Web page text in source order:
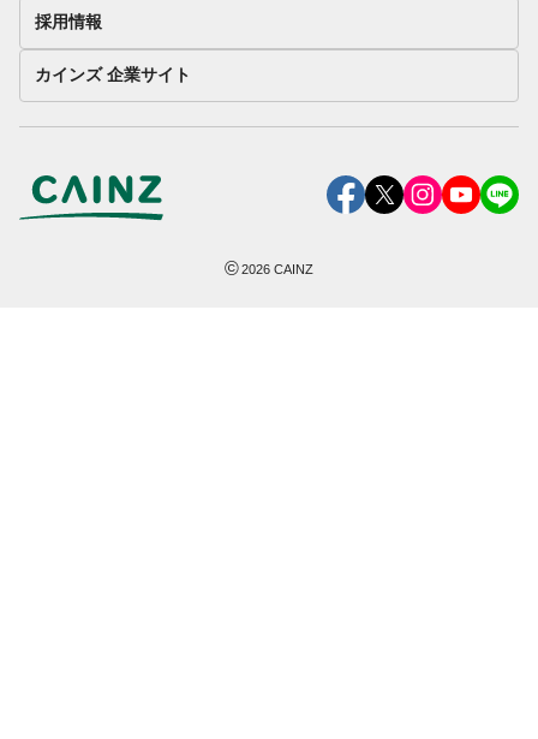
採用情報
カインズ 企業サイト
©2026 CAINZ